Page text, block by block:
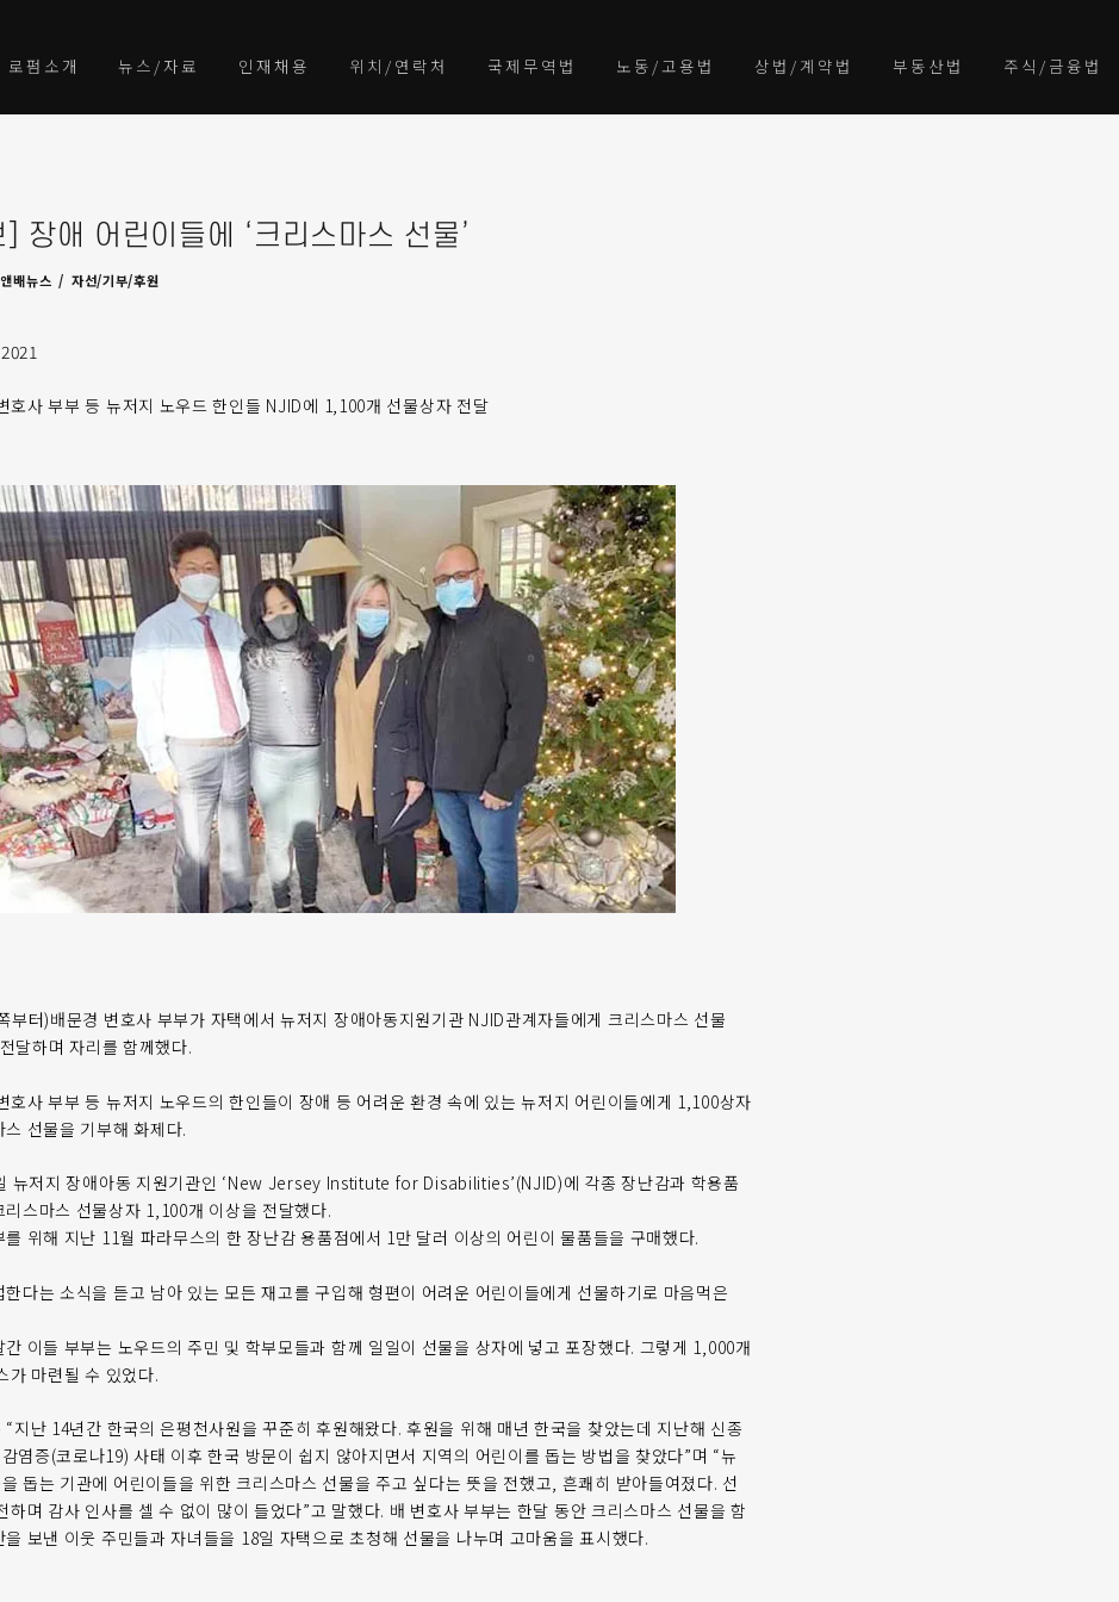
로펌소개 뉴스/자료 인재채용 위치/연락처 국제무역법 노동/고용법 상법/계약법 부동산법 주식/금융법
] 장애 어린이들에 ‘크리스마스 선물’
배뉴스 자선/기부/후원
호사 부부 등 뉴저지 노우드 한인들 NJID에 1,100개 선물상자 전달
부터)배문경 변호사 부부가 자택에서 뉴저지 장애아동지원기관 NJID관계자들에게 크리스마스 선물
달하며 자리를 함께했다.
호사 부부 등 뉴저지 노우드의 한인들이 장애 등 어려운 환경 속에 있는 뉴저지 어린이들에게 1,100상자
선물을 기부해 화제다.
뉴저지 장애아동 지원기관인 ‘New Jersey Institute for Disabilities’(NJID)에 각종 장난감과 학용품
스마스 선물상자 1,100개 이상을 전달했다.
를 위해 지난 11월 파라무스의 한 장난감 용품점에서 1만 달러 이상의 어린이 물품들을 구매했다.
다는 소식을 듣고 남아 있는 모든 재고를 구입해 형편이 어려운 어린이들에게 선물하기로 마음먹은
이들 부부는 노우드의 주민 및 학부모들과 함께 일일이 선물을 상자에 넣고 포장했다. 그렇게 1,000개
가 마련될 수 있었다.
“지난 14년간 한국의 은평천사원을 꾸준히 후원해왔다. 후원을 위해 매년 한국을 찾았는데 지난해 신종
염증(코로나19) 사태 이후 한국 방문이 쉽지 않아지면서 지역의 어린이를 돕는 방법을 찾았다”며 “뉴
돕는 기관에 어린이들을 위한 크리스마스 선물을 주고 싶다는 뜻을 전했고, 흔쾌히 받아들여졌다. 선
하며 감사 인사를 셀 수 없이 많이 들었다”고 말했다. 배 변호사 부부는 한달 동안 크리스마스 선물을 함
을 보낸 이웃 주민들과 자녀들을 18일 자택으로 초청해 선물을 나누며 고마움을 표시했다.